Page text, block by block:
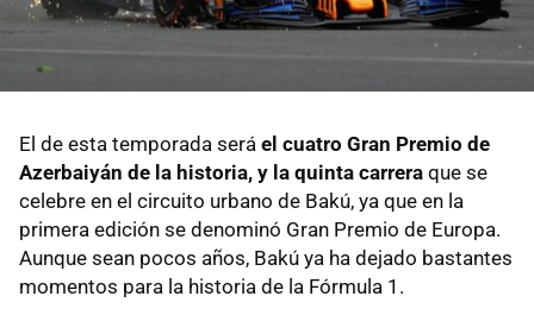
El de esta temporada será el cuatro Gran Premio de
Azerbaiyán de la historia, y la quinta carrera que se
celebre en el circuito urbano de Bakú, ya que en la
primera edición se denominó Gran Premio de Europa.
Aunque sean pocos años, Bakú ya ha dejado bastantes
momentos para la historia de la Fórmula 1.